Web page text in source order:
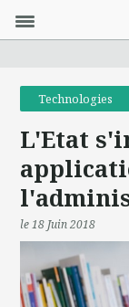
Technologies
L'Etat
le 18 Juin 2018